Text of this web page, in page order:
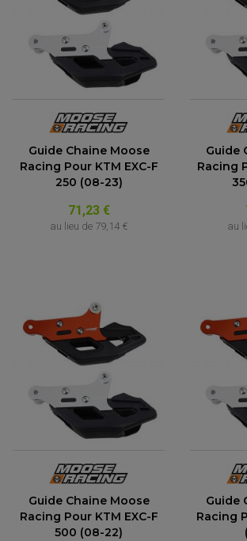
Guide Chaine Moose
Racing Pour KTM EXC-F
250 (08-23)
71,23 €
au lieu de 79,14 €
Guide
Racing
au
Guide Chaine Moose
Racing Pour KTM EXC-F
500 (08-22)
Guide
Racing